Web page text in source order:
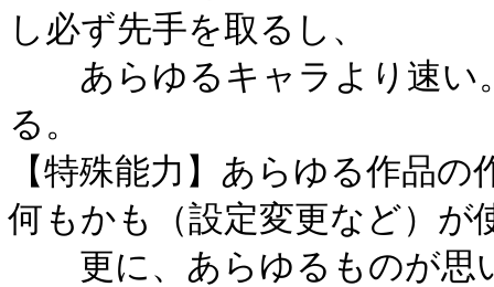
し必ず先手を取るし、
あらゆるキャラより速い
る。
【特殊能力】あらゆる作品
何もかも（設定変更など）が
更に、あらゆるものが思